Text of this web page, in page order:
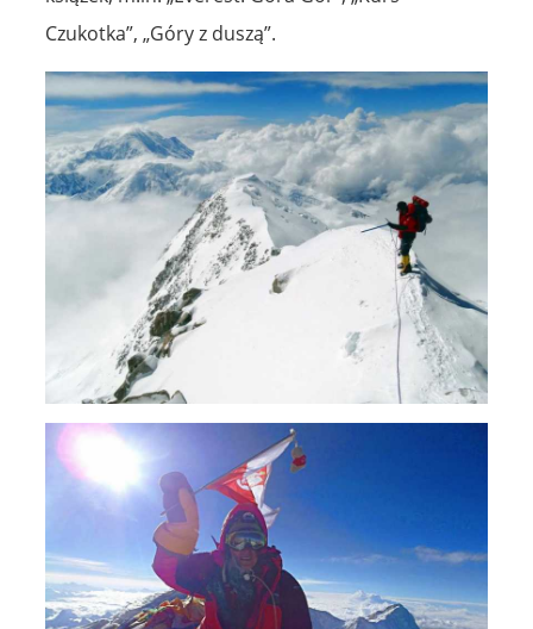
Czukotka”, „Góry z duszą”.